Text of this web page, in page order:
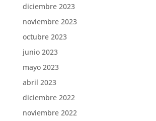
diciembre 2023
noviembre 2023
octubre 2023
junio 2023
mayo 2023
abril 2023
diciembre 2022
noviembre 2022